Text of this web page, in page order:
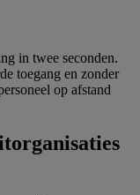
in twee seconden.
toegang en zonder
op afstand